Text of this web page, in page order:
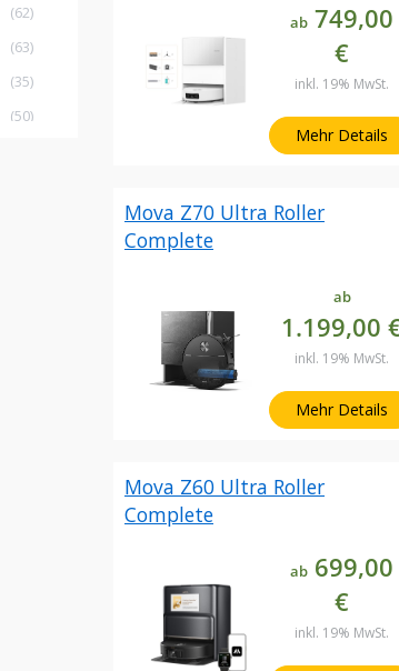
(62)
(63)
(35)
(50)
ab 749,00
€
inkl. 19% MwSt.
Mehr Details
Mova Z70 Ultra Roller
Complete
ab
1.199,00
inkl. 19% MwSt.
Mehr Details
Mova Z60 Ultra Roller
Complete
ab 699,00
€
inkl. 19% MwSt.